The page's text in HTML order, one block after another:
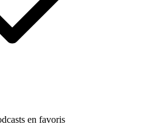
en favoris